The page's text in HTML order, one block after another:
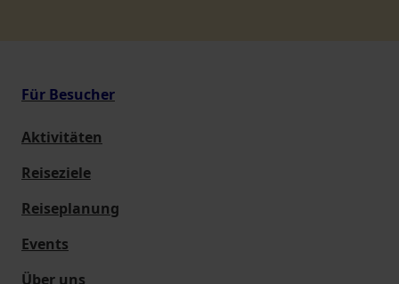
Für Besucher
Aktivitäten
Reiseziele
Reiseplanung
Events
Über uns